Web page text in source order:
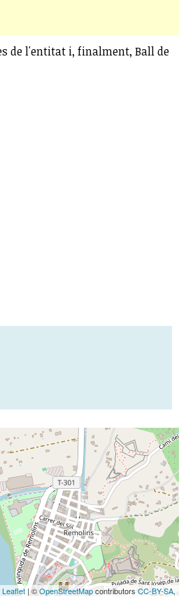
de l'entitat i, finalment, Ball de
Leaflet| ©OpenStreetMapcontributorsCC-BY-SA,